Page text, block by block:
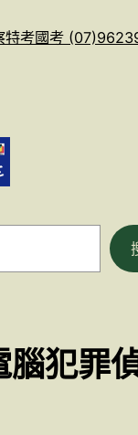
特考國考
腦犯罪